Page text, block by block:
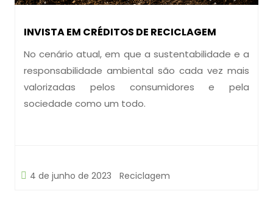
INVISTA EM CRÉDITOS DE RECICLAGEM
No cenário atual, em que a sustentabilidade e a
responsabilidade ambiental são cada vez mais
valorizadas pelos consumidores e pela
sociedade como um todo.
4 de junho de 2023 Reciclagem